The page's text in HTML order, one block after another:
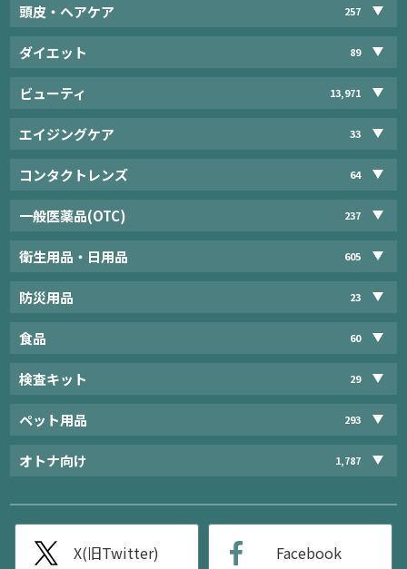
頭皮・ヘアケア 257
ダイエット 89
ビューティ 13,971
エイジングケア 33
コンタクトレンズ 64
一般医薬品(OTC) 237
衛生用品・日用品 605
防災用品 23
食品 60
検査キット 29
ペット用品 293
オトナ向け 1,787
X(旧Twitter) Facebook